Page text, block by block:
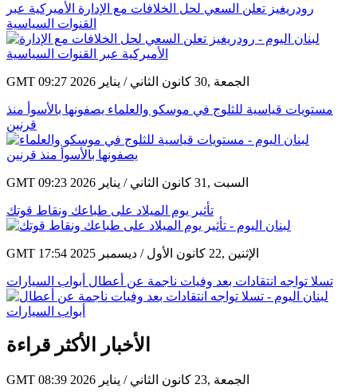
رودريغيز تعلن السعي لحل الخلافات مع الإدارة الأميركية عبر
القنوات السياسية
GMT 09:27 2026 الجمعة ,30 كانون الثاني / يناير
مستويات قياسية للثلوج في موسكو والعلماء يصفونها بالأسوأ منذ
قرنين
GMT 09:23 2026 السبت ,31 كانون الثاني / يناير
تأثير يوم الميلاد على طباعك ونقاط قوتك
GMT 17:54 2025 الإثنين ,22 كانون الأول / ديسمبر
تسلا تواجه انتقادات بعد وفيات ناجمة عن أعطال أبواب السيارات
الأخبار الأكثر قراءة
GMT 08:39 2026 الجمعة ,23 كانون الثاني / يناير